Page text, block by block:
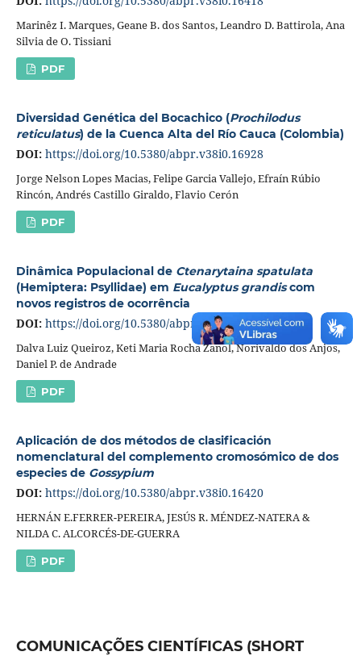
Marinêz I. Marques, Geane B. dos Santos, Leandro D. Battirola, Ana
Silvia de O. Tissiani
PDF
Diversidad Genética del Bocachico (Prochilodus
reticulatus) de la Cuenca Alta del Río Cauca (Colombia)
DOI: https://doi.org/10.5380/abpr.v38i0.16928
Jorge Nelson Lopes Macias, Felipe Garcia Vallejo, Efraín Rúbio
Rincón, Andrés Castillo Giraldo, Flavio Cerón
PDF
Dinâmica Populacional de Ctenarytaina spatulata
(Hemiptera: Psyllidae) em Eucalyptus grandiscom
novos registros de ocorrência
DOI: https://doi.org/10.5380/abpr.v38i0.16436
Dalva Luiz Queiroz, Keti Maria Rocha Zanol, Norivaldo dos Anjos,
Daniel P. de Andrade
PDF
Aplicación de dos métodos de clasificación
nomenclatural del complemento cromosómico de dos
especies de Gossypium
DOI: https://doi.org/10.5380/abpr.v38i0.16420
HERNÁN E.FERRER-PEREIRA, JESÚS R. MÉNDEZ-NATERA &
NILDA C. ALCORCÉS-DE-GUERRA
PDF
COMUNICAÇÕES CIENTÍFICAS (SHORT